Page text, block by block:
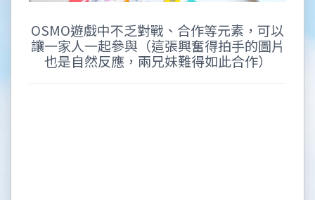
OSMO遊戲中不乏對戰、合作等元素，可以
讓一家人一起參與（這張興奮得拍手的圖片
也是自然反應，兩兄妹難得如此合作）